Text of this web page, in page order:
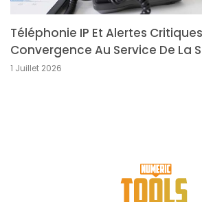
Téléphonie IP Et Alertes
Convergence Au Service De La
1 Juillet 2026